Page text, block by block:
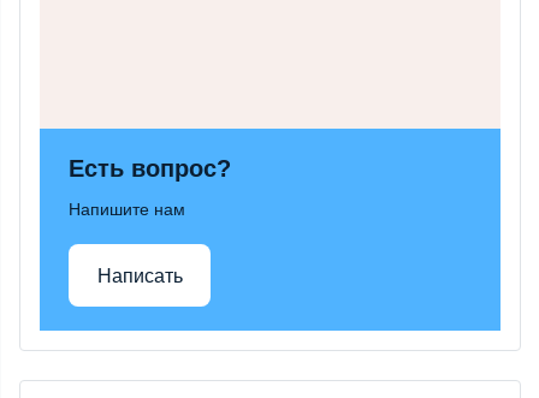
Есть вопрос?
Напишите нам
Написать